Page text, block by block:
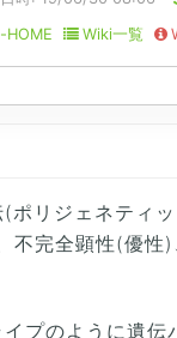
HOME
Wiki一覧
リジェネティッ
完全顕性(優
プのように遺